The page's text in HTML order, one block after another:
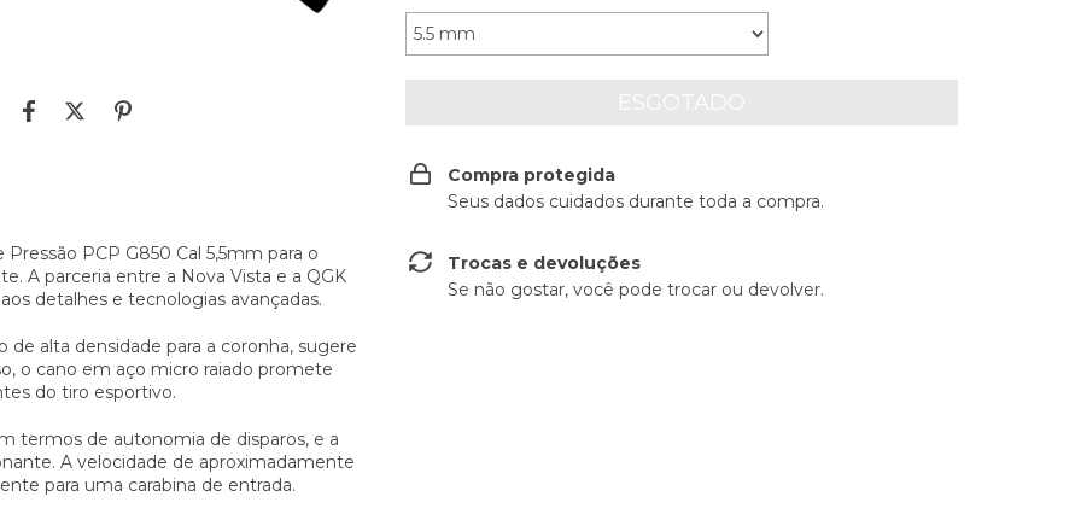
PCP G850 Cal 5,5mm para o
A parceria entre a Nova Vista e a QGK
detalhes e tecnologias avançadas.
alta densidade para a coronha, sugere
o cano em aço micro raiado promete
do tiro esportivo.
termos de autonomia de disparos, e a
A velocidade de aproximadamente
para uma carabina de entrada.
Compra protegida
Seus dados cuidados durante toda a compra.
Trocas e devoluções
Se não gostar, você pode trocar ou devolver.